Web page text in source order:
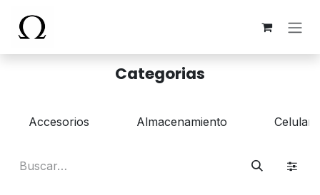
Categorias
Accesorios Almacenamiento